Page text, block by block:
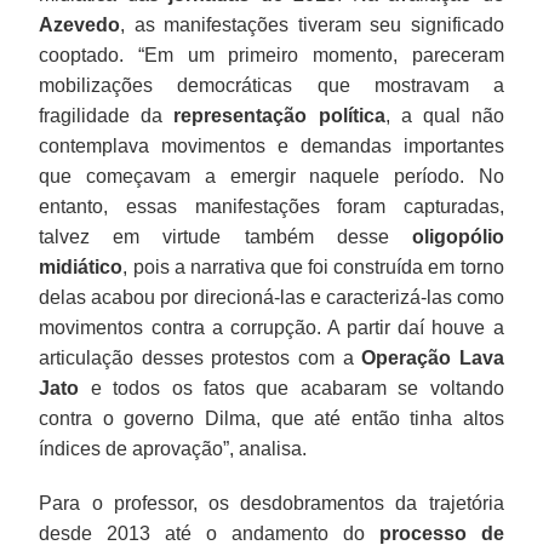
Azevedo, as manifestações tiveram seu significado
cooptado. “Em um primeiro momento, pareceram
mobilizações democráticas que mostravam a
fragilidade da representação política, a qual não
contemplava movimentos e demandas importantes
que começavam a emergir naquele período. No
entanto, essas manifestações foram capturadas,
talvez em virtude também desse oligopólio
midiático, pois a narrativa que foi construída em torno
delas acabou por direcioná-las e caracterizá-las como
movimentos contra a corrupção. A partir daí houve a
articulação desses protestos com aOperação Lava
Jato e todos os fatos que acabaram se voltando
contra o governo Dilma, que até então tinha altos
índices de aprovação”, analisa.
Para o professor, os desdobramentos da trajetória
desde 2013 até o andamento do processo de